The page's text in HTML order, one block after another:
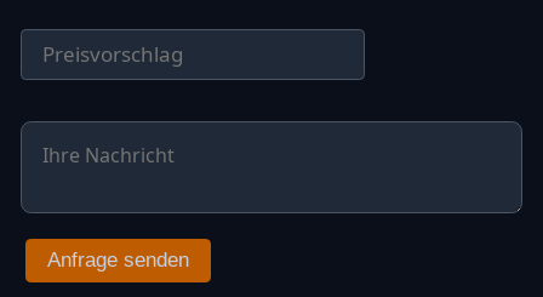
Anfrage senden